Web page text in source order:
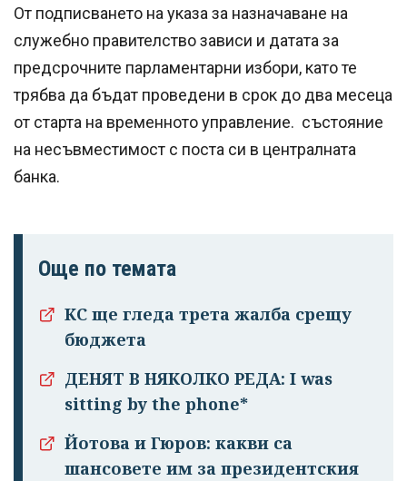
От подписването на указа за назначаване на
служебно правителство зависи и датата за
предсрочните парламентарни избори, като те
трябва да бъдат проведени в срок до два месеца
от старта на временното управление. състояние
на несъвместимост с поста си в централната
банка.
Още по темата
КС ще гледа трета жалба срещу
бюджета
ДЕНЯТ В НЯКОЛКО РЕДА: I was
sitting by the phone*
Йотова и Гюров: какви са
шансовете им за президентския